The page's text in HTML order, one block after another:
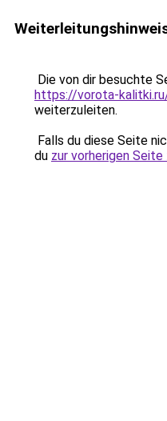
Die von dir besuchte
https://vorota-
weiterzuleiten.
Falls du diese Seite
du zur vorherigen Seite